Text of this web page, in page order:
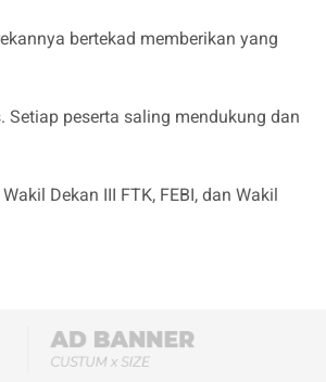
bertekad memberikan yang
peserta saling mendukung dan
Dekan III FTK, FEBI, dan Wakil